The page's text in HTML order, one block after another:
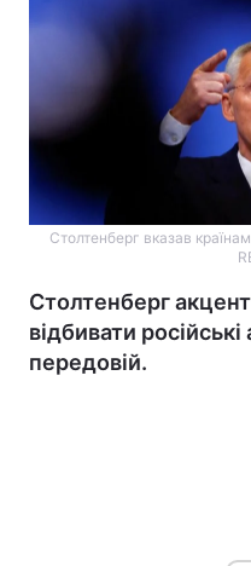
Столтенберг вказав
Столтенберг
відбивати російські
передовій.